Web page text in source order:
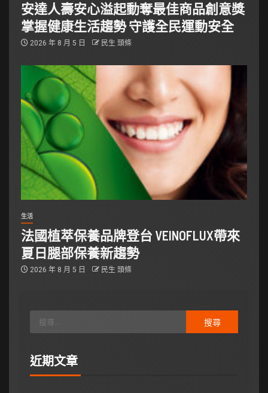
安達人壽安心溢起動奪最佳商品創意獎
掌握健康生活趨勢 守護全民運動安全
2026 年 8 月 5 日 民生 頭條
生活
法國植萃保養品牌登台 VEINOFLUX帶來
夏日腿部保養新趨勢
2026 年 8 月 5 日 民生 頭條
近期文章